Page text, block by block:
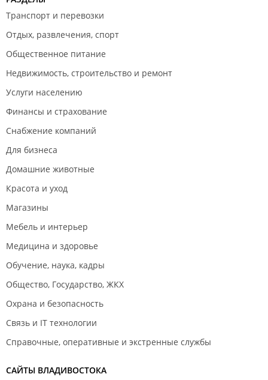
Транспорт и перевозки
Отдых, развлечения, спорт
Общественное питание
Недвижимость, строительство и ремонт
Услуги населению
Финансы и страхование
Снабжение компаний
Для бизнеса
Домашние животные
Красота и уход
Магазины
Мебель и интерьер
Медицина и здоровье
Обучение, наука, кадры
Общество, Государство, ЖКХ
Охрана и безопасность
Связь и IT технологии
Справочные, оперативные и экстренные службы
САЙТЫ ВЛАДИВОСТОКА